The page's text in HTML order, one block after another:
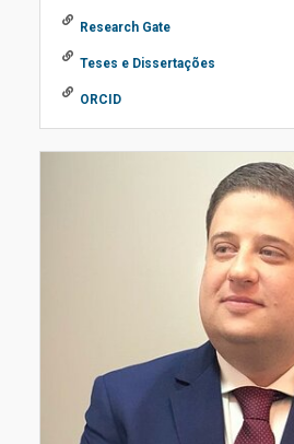
Research Gate
Teses e Dissertações
ORCID